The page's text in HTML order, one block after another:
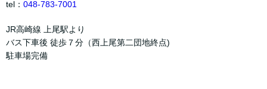
tel： 048-783-7001
JR高崎線 上尾駅より
バス下車後 徒歩７分（西上尾第二団地終点)
駐車場完備